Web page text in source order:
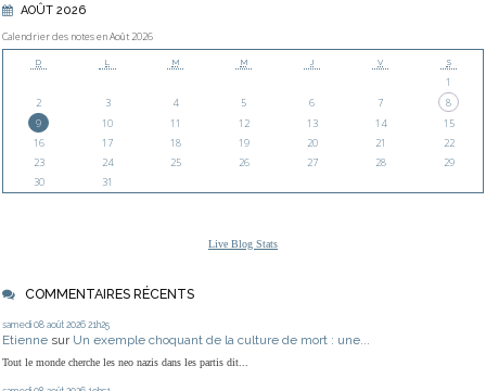
AOÛT 2026
Calendrier des notes en Août 2026
D L M M J V S
1
2
3 4 5 6 7
8
9
10 11 12 13 14
15
16
17 18 19 20 21
22
23
24 25 26 27 28
29
30
31
Live Blog Stats
COMMENTAIRES RÉCENTS
samedi 08 août 2026 21h25
Etienne sur Un exemple choquant de la culture de mort : une...
Tout le monde cherche les neo nazis dans les partis dit...